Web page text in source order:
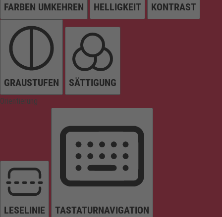
FARBEN UMKEHREN HELLIGKEIT KONTRAST
GRAUSTUFEN SÄTTIGUNG
Orientierung
LESELINIE TASTATURNAVIGATION